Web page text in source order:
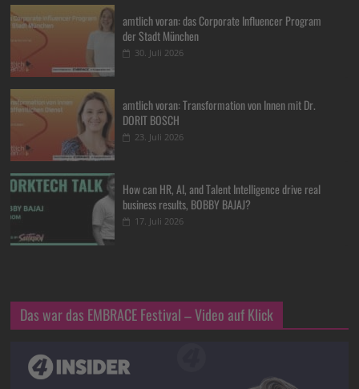
amtlich voran: das Corporate Influencer Program
der Stadt München
30. Juli 2026
amtlich voran: Transformation von Innen mit Dr.
DORIT BOSCH
23. Juli 2026
How can HR, AI, and Talent Intelligence drive real
business results, BOBBY BAJAJ?
17. Juli 2026
Das war das EMBRACE Festival – Video auf Klick